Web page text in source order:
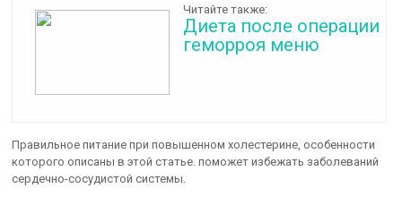
Читайте также:
Диета после операции
геморроя меню
Правильное питание при повышенном холестерине, особенности
которого описаны в этой статье. поможет избежать заболеваний
сердечно-сосудистой системы.